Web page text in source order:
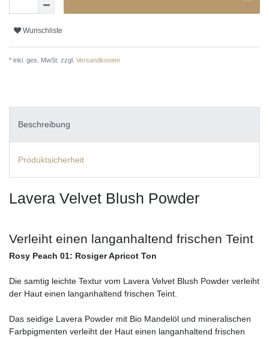
Wunschliste
* inkl. ges. MwSt. zzgl. Versandkosten
Beschreibung
Produktsicherheit
Lavera Velvet Blush Powder
Verleiht einen langanhaltend frischen Teint
Rosy Peach 01: Rosiger Apricot Ton
Die samtig leichte Textur vom Lavera Velvet Blush Powder verleiht
der Haut einen langanhaltend frischen Teint.
Das seidige Lavera Powder mit Bio Mandelöl und mineralischen
Farbpigmenten verleiht der Haut einen langanhaltend frischen